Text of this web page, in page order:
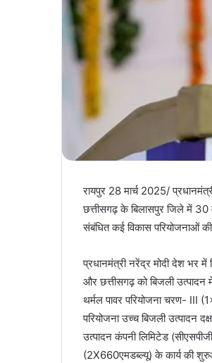
रायपुर 28 मार्च 2025/
छत्तीसगढ़ के बिलासपुर जिले में
संबंधित कई विकास परियोजनाओं
प्रधानमंत्री नरेंद्र मोदी देश भर
और छत्तीसगढ़ को बिजली उत्पादन
थर्मल पावर परियोजना चरण-
परियोजना उच्च बिजली उत्पादन
उत्पादन कंपनी लिमिटेड
(2X660एमडब्ल्यू) के कार्य की